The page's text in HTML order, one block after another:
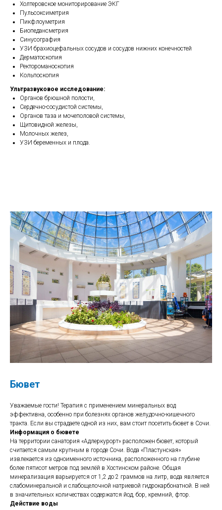
Холтеровское мониторирование ЭКГ
Пульсоксиметрия
Пикфлоуметрия
Биопедансметрия
Синусография
УЗИ брахиоцефальных сосудов и сосудов нижних конечностей
Дерматоскопия
Ректороманоскопия
Кольпоскопия
Ультразвуковое исследование:
Органов брюшной полости,
Сердечно-сосудистой системы,
Органов таза и мочеполовой системы,
Щитовидной железы,
Молочных желез,
УЗИ беременных и плода.
Бювет
Уважаемые гости! Терапия с применением минеральных вод
эффективна, особенно при болезнях органов желудочно-кишечного
тракта. Если вы страдаете одной из них, вам стоит посетить бювет в Сочи.
Информация о бювете
На территории санатория «Адлеркурорт» расположен бювет, который
считается самым крупным в городе Сочи. Вода «Пластунская»
извлекается из одноименного источника, расположенного на глубине
более пятисот метров под землёй в Хостинском районе. Общая
минерализация варьируется от 1,2 до 2 граммов на литр, вода является
слабоминеральной и слабощелочной натриевой гидрокарбонатной. В ней
в значительных количествах содержатся йод, бор, кремний, фтор.
Действие воды